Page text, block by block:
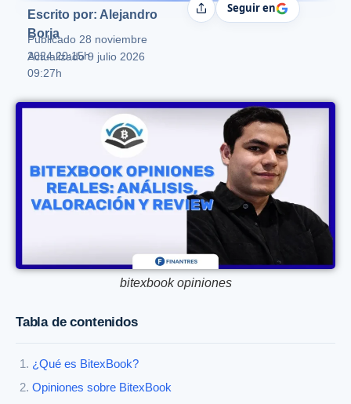
Escrito por: Alejandro
Borja
Publicado 28 noviembre
2024 20:15h
Actualizado 9 julio 2026
09:27h
CompartirSeguir en
bitexbook opiniones
Tabla de contenidos
¿Qué es BitexBook?
Opiniones sobre BitexBook